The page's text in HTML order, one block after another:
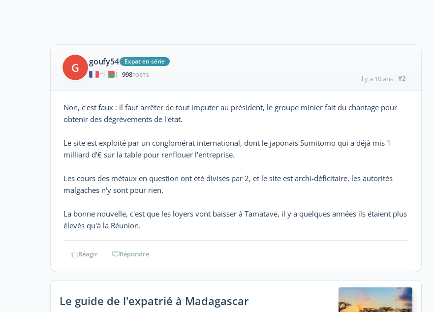
G goufy54
Expat en série
|
998POSTS il y a 10 ans #2
Non, c'est faux : il faut arrêter de tout imputer au président, le groupe minier fait du chantage pour
obtenir des dégrèvements de l'état.
Le site est exploité par un conglomérat international, dont le japonais Sumitomo qui a déjà mis 1
milliard d'€ sur la table pour renflouer l'entreprise.
Les cours des métaux en question ont été divisés par 2, et le site est archi-déficitaire, les autorités
malgaches n'y sont pour rien.
La bonne nouvelle, c'est que les loyers vont baisser à Tamatave, il y a quelques années ils étaient plus
élevés qu'à la Réunion.
Réagir Répondre
Le guide de l'expatrié à Madagascar